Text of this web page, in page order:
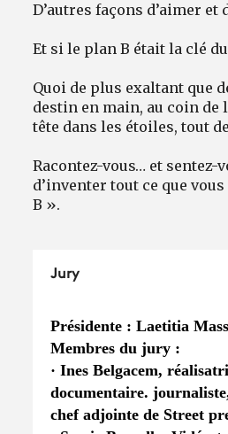
D’autres façons d’aimer et
Et si le plan B était la clé
Quoi de plus exaltant que
destin en main, au coin de
tête dans les étoiles, tout
Racontez-vous… et sentez-
d’inventer tout ce que
B ».
Jury
Présidente : Laetitia
Membres du jury :
· Ines Belgacem,
documentaire.
chef adjointe de Street